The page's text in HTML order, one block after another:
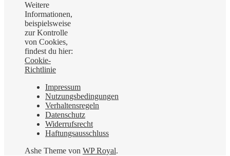
Weitere
Informationen,
beispielsweise
zur Kontrolle
von Cookies,
findest du hier:
Cookie-
Richtlinie
Impressum
Nutzungsbedingungen
Verhaltensregeln
Datenschutz
Widerrufsrecht
Haftungsausschluss
Ashe Theme von WP Royal.